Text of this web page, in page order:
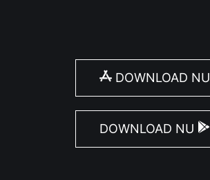
DOWNLOAD NU
DOWNLOAD NU